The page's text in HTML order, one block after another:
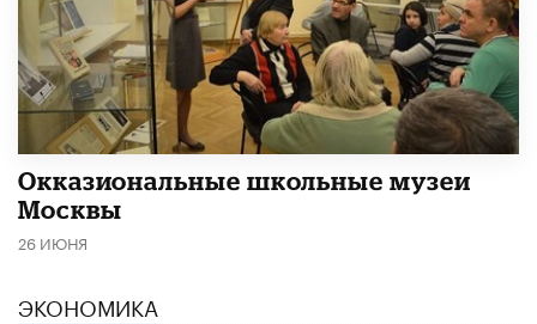
​Окказиональные школьные музеи
Москвы
26 ИЮНЯ
ЭКОНОМИКА